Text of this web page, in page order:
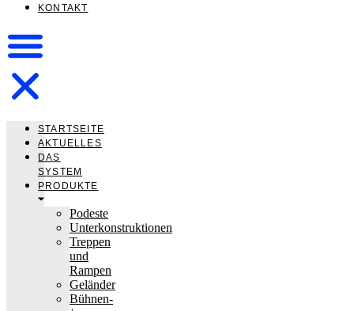
KONTAKT
STARTSEITE
AKTUELLES
DAS
SYSTEM
PRODUKTE
Podeste
Unterkonstruktionen
Treppen
und
Rampen
Geländer
Bühnen-